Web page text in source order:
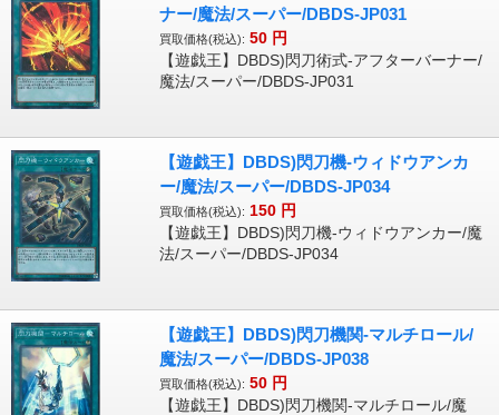
ナー/魔法/スーパー/DBDS-JP031
買取価格(税込): 50 円
【遊戯王】DBDS)閃刀術式-アフターバーナー/
魔法/スーパー/DBDS-JP031
【遊戯王】DBDS)閃刀機-ウィドウアンカ
ー/魔法/スーパー/DBDS-JP034
買取価格(税込): 150 円
【遊戯王】DBDS)閃刀機-ウィドウアンカー/魔
法/スーパー/DBDS-JP034
【遊戯王】DBDS)閃刀機関-マルチロール/
魔法/スーパー/DBDS-JP038
買取価格(税込): 50 円
【遊戯王】DBDS)閃刀機関-マルチロール/魔